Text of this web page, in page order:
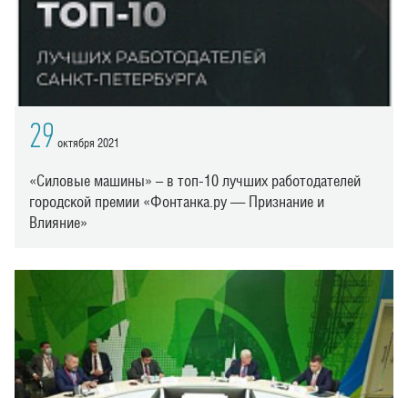
29 октября 2021
«Силовые машины» – в топ-10 лучших работодателей
городской премии «Фонтанка.ру — Признание и
Влияние»